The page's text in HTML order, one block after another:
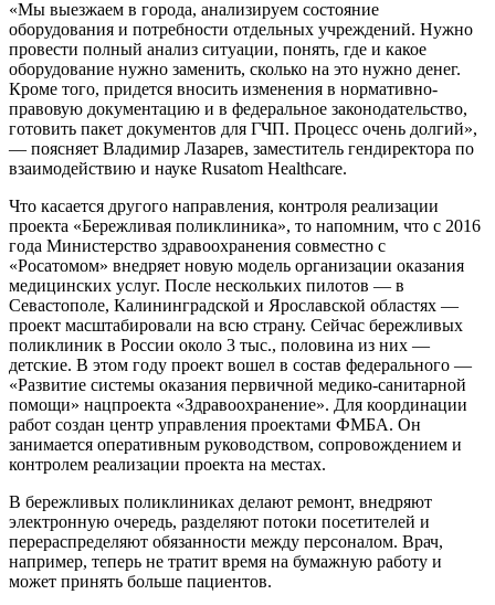
«Мы выезжаем в города, анализируем состояние
оборудования и потребности отдельных учреждений. Нужно
провести полный анализ ситуации, понять, где и какое
оборудование нужно заменить, сколько на это нужно денег.
Кроме того, придется вносить изменения в нормативно-
правовую документацию и в федеральное законодательство,
готовить пакет документов для ГЧП. Процесс очень долгий»,
— ​поясняет Владимир Лазарев, заместитель гендиректора по
взаимодействию и науке Rusatom Healthcare.
Что касается другого направления, контроля реализации
проекта «Бережливая поликлиника», то напомним, что с 2016
года Министерство здравоохранения совместно с
«Росатомом» внедряет новую модель организации оказания
медицинских услуг. После нескольких пилотов — в
Севастополе, Калининградской и Ярославской областях —
проект масштабировали на всю страну. Сейчас бережливых
поликлиник в России около 3 тыс., половина из них —
детские. В этом году проект вошел в состав федерального —
«Развитие системы оказания первичной медико-санитарной
помощи» нацпроекта «Здравоохранение». Для координации
работ создан центр управления проектами ФМБА. Он
занимается оперативным руководством, сопровождением и
контролем реализации проекта на местах.
В бережливых поликлиниках делают ремонт, внедряют
электронную очередь, разделяют потоки посетителей и
перераспределяют обязанности между персоналом. Врач,
например, теперь не тратит время на бумажную работу и
может принять больше пациентов.